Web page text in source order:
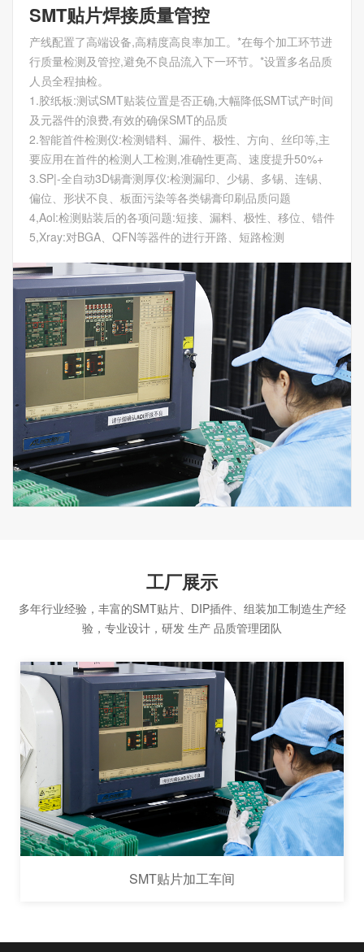
SMT贴片焊接质量管控
产线配置了高端设备,高精度高良率加工。*在每个加工环节进
行质量检测及管控,避免不良品流入下一环节。*设置多名品质
人员全程抽检。
1.胶纸板:测试SMT贴装位置是否正确,大幅降低SMT试产时间
及元器件的浪费,有效的确保SMT的品质
2.智能首件检测仪:检测错料、漏件、极性、方向、丝印等,主
要应用在首件的检测人工检测,准确性更高、速度提升50%+
3.SP|-全自动3D锡膏测厚仪:检测漏印、少锡、多锡、连锡、
偏位、形状不良、板面污染等各类锡膏印刷品质问题
4,Aol:检测贴装后的各项问题:短接、漏料、极性、移位、错件
5,Xray:对BGA、QFN等器件的进行开路、短路检测
工厂展示
多年行业经验，丰富的SMT贴片、DIP插件、组装加工制造生产经
验，专业设计，研发 生产 品质管理团队
SMT贴片加工车间